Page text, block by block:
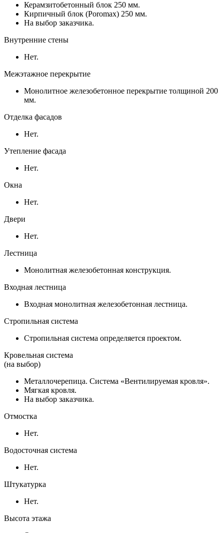
Керамзитобетонный блок 250 мм.
Кирпичный блок (Poromax) 250 мм.
На выбор заказчика.
Внутренние стены
Нет.
Межэтажное перекрытие
Монолитное железобетонное перекрытие толщиной 200
мм.
Отделка фасадов
Нет.
Утепление фасада
Нет.
Окна
Нет.
Двери
Нет.
Лестница
Монолитная железобетонная конструкция.
Входная лестница
Входная монолитная железобетонная лестница.
Стропильная система
Стропильная система определяется проектом.
Кровельная система
(на выбор)
Металлочерепица. Система «Вентилируемая кровля».
Мягкая кровля.
На выбор заказчика.
Отмостка
Нет.
Водосточная система
Нет.
Штукатурка
Нет.
Высота этажа